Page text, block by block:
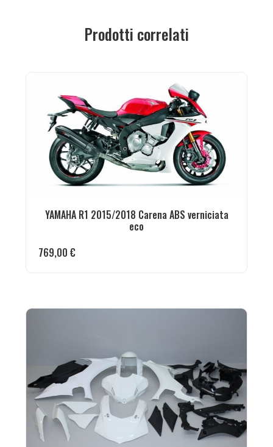
Prodotti correlati
YAMAHA R1 2015/2018 Carena ABS verniciata
eco
769,00 €